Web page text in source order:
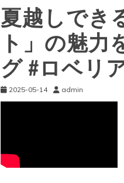
夏越しでき
ト」の魅
グ #ロベリ
2025-05-14 admin